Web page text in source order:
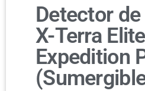
Detector
X-Terra Elite
Expedition